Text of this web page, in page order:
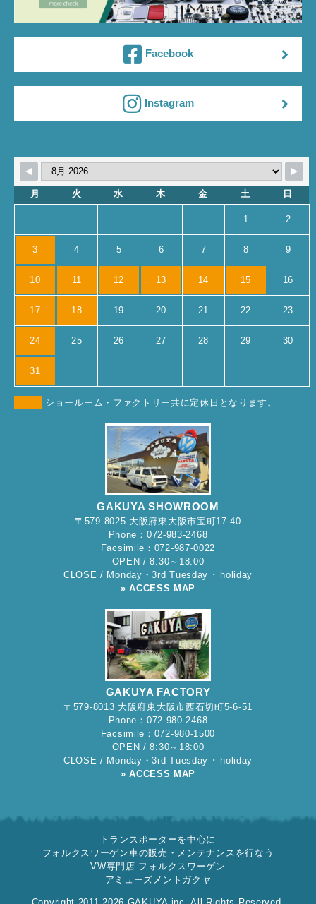
Facebook
Instagram
月 火 水 木 金 土 日
1 2
3 4 5 6 7 8 9
10 11 12 13 14 15 16
17 18 19 20 21 22 23
24 25 26 27 28 29 30
31
ショールーム・ファクトリー共に定休日となります。
GAKUYA SHOWROOM
〒579-8025 大阪府東大阪市宝町17-40
Phone：072-983-2468
Facsimile：072-987-0022
OPEN / 8:30～18:00
CLOSE / Monday・3rd Tuesday ･ holiday
» ACCESS MAP
GAKUYA FACTORY
〒579-8013 大阪府東大阪市西石切町5-6-51
Phone：072-980-2468
Facsimile：072-980-1500
OPEN / 8:30～18:00
CLOSE / Monday・3rd Tuesday ･ holiday
» ACCESS MAP
トランスポーターを中心に
フォルクスワーゲン車の販売・メンテナンスを行なう
VW専門店 フォルクスワーゲン
アミューズメントガクヤ